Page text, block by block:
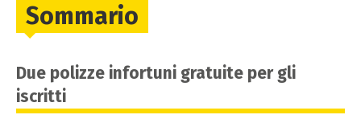
Sommario
Due polizze infortuni gratuite per gli
iscritti